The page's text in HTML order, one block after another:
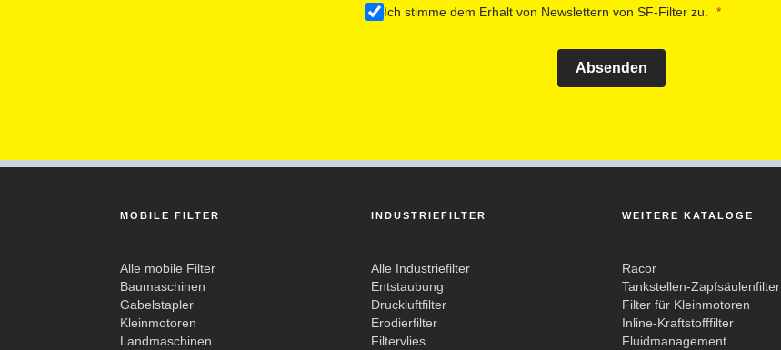
Ich stimme dem Erhalt von Newslettern von SF-Filter zu.
Absenden
MOBILE FILTER
Alle mobile Filter
Baumaschinen
Gabelstapler
Kleinmotoren
Landmaschinen
INDUSTRIEFILTER
Alle Industriefilter
Entstaubung
Druckluftfilter
Erodierfilter
Filtervlies
WEITERE KATALOGE
Racor
Tankstellen-Zapfsäulenfilter
Filter für Kleinmotoren
Inline-Kraftstofffilter
Fluidmanagement